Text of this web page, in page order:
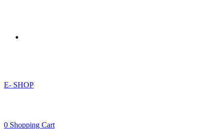
E- SHOP
0 Shopping Cart